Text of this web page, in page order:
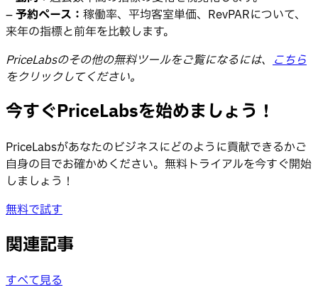
–予約ペース： 稼働率、平均客室単価、RevPARについて、
来年の指標と前年を比較します。
PriceLabsのその他の無料ツールをご覧になるには、 こちら
をクリックしてください。
今すぐPriceLabsを始めましょう！
PriceLabsがあなたのビジネスにどのように貢献できるかご
自身の目でお確かめください。無料トライアルを今すぐ開始
しましょう！
無料で試す
関連記事
すべて見る